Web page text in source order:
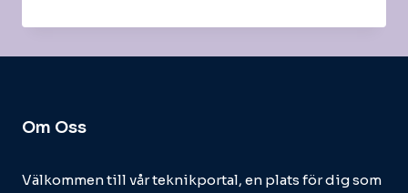
SE
Om Oss
Välkommen till vår teknikportal, en plats för dig som